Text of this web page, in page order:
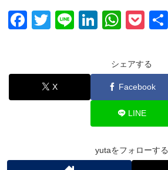
F
e
b
T
er
Li
Li
e
dI
W
at
s
A
p
p
P
ck
et
シェアする
X Facebook
LINE
yutaをフォローする